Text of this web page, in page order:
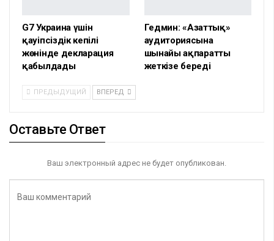
G7 Украина үшін
қауіпсіздік кепілі
жөнінде декларация
қабылдады
Гедмин: «Азаттық»
аудиториясына
шынайы ақпаратты
жеткізе береді
ПРЕДЫДУЩИЙ ВПЕРЕД
Оставьте Ответ
Ваш электронный адрес не будет опубликован.